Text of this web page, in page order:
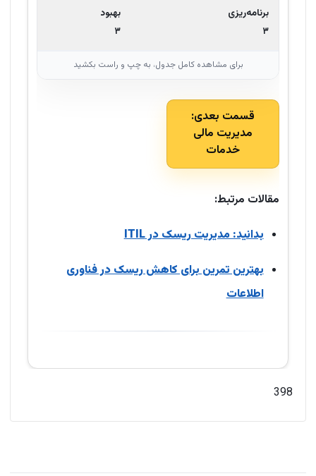
برنامه‌ریزی
۳
بهبود
۳
قسمت بعدی:
مدیریت مالی
خدمات
مقالات مرتبط:
بدانید: مدیریت ریسک در ITIL
بهترین تمرین برای کاهش ریسک در فناوری
اطلاعات
398